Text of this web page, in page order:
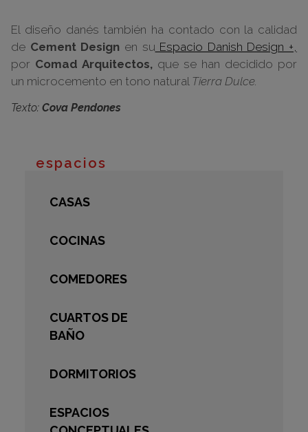
El diseño danés también ha contado con la calidad
de Cement Design en su Espacio Danish Design +,
por Comad Arquitectos, que se han decidido por
un microcemento en tono natural Tierra Dulce.
Texto: Cova Pendones
espacios
CASAS
COCINAS
COMEDORES
CUARTOS DE
BAÑO
DORMITORIOS
ESPACIOS